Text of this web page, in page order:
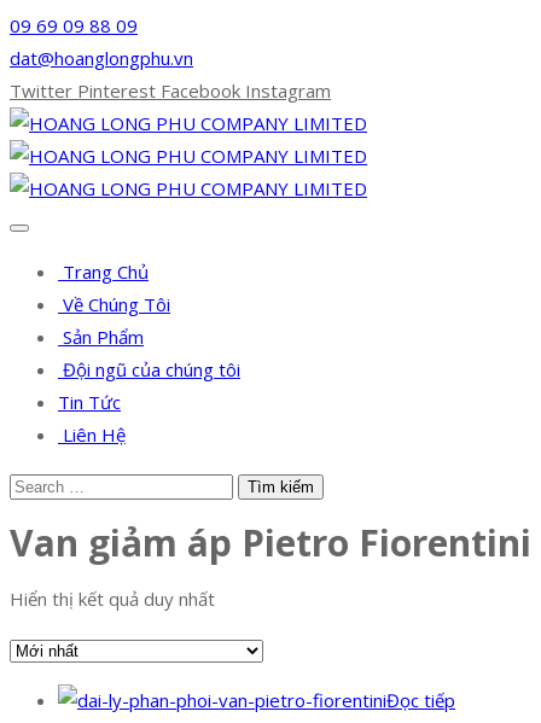
09 69 09 88 09
dat@hoanglongphu.vn
Twitter Pinterest Facebook Instagram
Trang Chủ
Về Chúng Tôi
Sản Phẩm
Đội ngũ của chúng tôi
Tin Tức
Liên Hệ
Van giảm áp Pietro Fiorentini
Hiển thị kết quả duy nhất
Đọc tiếp